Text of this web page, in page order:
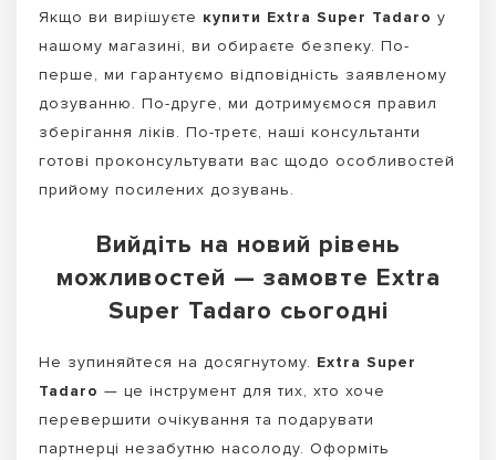
Якщо ви вирішуєте купити Extra Super Tadaro у
нашому магазині, ви обираєте безпеку. По-
перше, ми гарантуємо відповідність заявленому
дозуванню. По-друге, ми дотримуємося правил
зберігання ліків. По-третє, наші консультанти
готові проконсультувати вас щодо особливостей
прийому посилених дозувань.
Вийдіть на новий рівень
можливостей — замовте Extra
Super Tadaro сьогодні
Не зупиняйтеся на досягнутому. Extra Super
Tadaro — це інструмент для тих, хто хоче
перевершити очікування та подарувати
партнерці незабутню насолоду. Оформіть